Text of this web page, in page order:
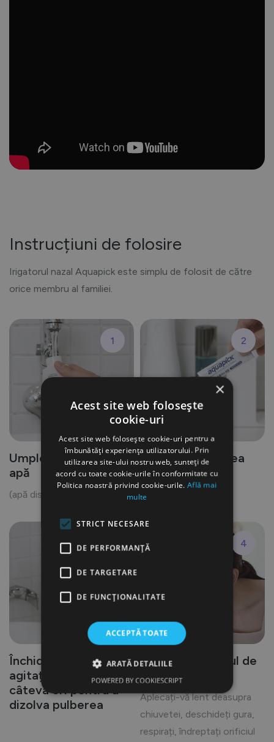
Instrucțiuni de folosire
Irigatorul nazal Aquapick este simplu de folosit de către
orice membru al familiei.
1
Umpleți rezervorul cu
apă
(apă distilată, apă purificată)
2
Adăugați pulberea
pentru curățare
3
Închideți capacul și
agitați puternic de
câteva ori pentru a
dizolva pulberea
4
Începeți procesul de
irigare nazală
Aplecați-vă lent deasupra
chiuvetei, deschideți gura,
respirați, îndreptați orificiul
×
Acest site web folosește
cookie-uri
Acest site web folosește cookie-uri pentru a
îmbunătăți experiența utilizatorului. Prin
utilizarea site-ului nostru web, sunteți de
acord cu toate cookie-urile în conformitate cu
Politica noastră privind cookie-urile.Află mai
multe
STRICT NECESARE
DE PERFORMANȚĂ
DE TARGETARE
DE FUNCŢIONALITATE
ACCEPTĂ TOATE
ARATĂ DETALIILE
POWERED BY COOKIESCRIPT